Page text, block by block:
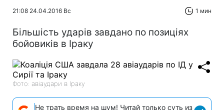
21:08 24.04.2016 Вс 1 мин
Більшість ударів завдано по позиціях
бойовиків в Іраку
Фото: авіаудари в Іраку
Не трать время на шум! Читай только суть из